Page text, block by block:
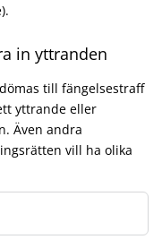
in yttranden
till fängelsestraff
yttrande eller
Även andra
vill ha olika